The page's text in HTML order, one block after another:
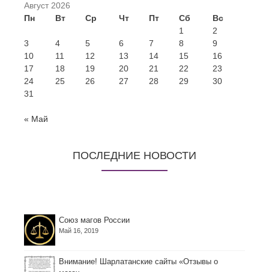
Август 2026
Пн
Вт Ср Чт Пт Сб
Вс
1
2
3
4 5 6 7 8
9
10
11 12 13 14 15
16
17
18 19 20 21 22
23
24
25 26 27 28 29
30
31
« Май
ПОСЛЕДНИЕ НОВОСТИ
Союз магов России
Май 16, 2019
Внимание! Шарлатанские сайты «Отзывы о